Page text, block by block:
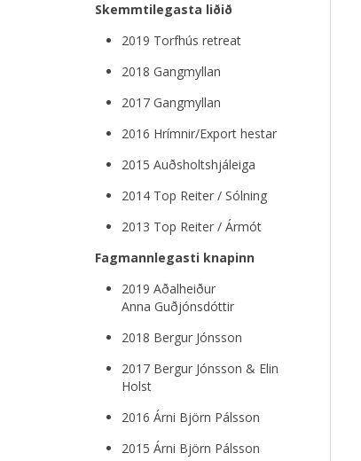
Skemmtilegasta liðið
2019 Torfhús retreat
2018 Gangmyllan
2017 Gangmyllan
2016 Hrímnir/Export hestar
2015 Auðsholtshjáleiga
2014 Top Reiter / Sólning
2013 Top Reiter / Ármót
Fagmannlegasti knapinn
2019 Aðalheiður
Anna Guðjónsdóttir
2018 Bergur Jónsson
2017 Bergur Jónsson & Elin
Holst
2016 Árni Björn Pálsson
2015 Árni Björn Pálsson